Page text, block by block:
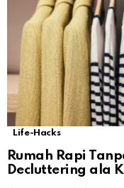
Life-Hacks
Rumah Rapi
Decluttering ala